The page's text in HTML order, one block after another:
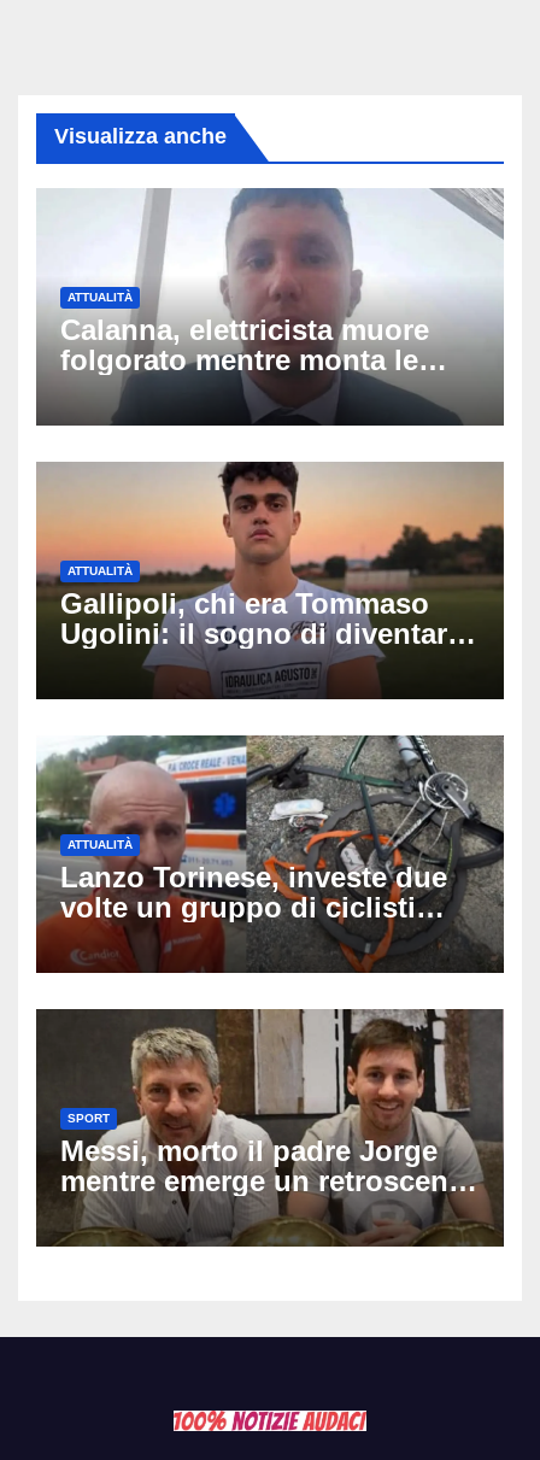
Visualizza anche
ATTUALITÀ
Calanna, elettricista muore
folgorato mentre monta le
luminarie della festa: chi era
Fabio Calabrò e cosa è
ATTUALITÀ
Gallipoli, chi era Tommaso
Ugolini: il sogno di diventare
medico e la fascia da
capitano, il dolore di Bologna
ATTUALITÀ
Lanzo Torinese, investe due
volte un gruppo di ciclisti
dopo una lite: arrestato
73enne, il racconto choc di un
SPORT
Messi, morto il padre Jorge
mentre emerge un retroscena
choc: le minacce di morte al
fuoriclasse durante i Mondiali